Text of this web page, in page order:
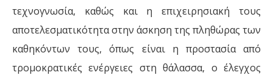
τεχνογνωσία, καθώς και η επιχειρησιακή τους
αποτελεσματικότητα στην άσκηση της πληθώρας των
καθηκόντων τους, όπως είναι η προστασία από
τρομοκρατικές ενέργειες στη θάλασσα, ο έλεγχος